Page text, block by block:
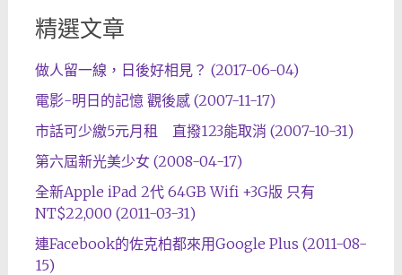
精選文章
做人留一線，日後好相見？ (2017-06-04)
電影-明日的記憶 觀後感 (2007-11-17)
市話可少繳5元月租 直撥123能取消 (2007-10-31)
第六屆新光美少女 (2008-04-17)
全新Apple iPad 2代 64GB Wifi +3G版 只有
NT$22,000 (2011-03-31)
連Facebook的佐克柏都來用Google Plus (2011-08-
15)